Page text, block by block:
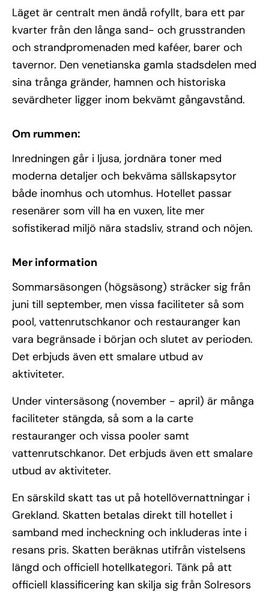
Läget är centralt men ändå rofyllt, bara ett par
kvarter från den långa sand- och grusstranden
och strandpromenaden med kaféer, barer och
tavernor. Den venetianska gamla stadsdelen med
sina trånga gränder, hamnen och historiska
sevärdheter ligger inom bekvämt gångavstånd.
Om rummen:
Inredningen går i ljusa, jordnära toner med
moderna detaljer och bekväma sällskapsytor
både inomhus och utomhus. Hotellet passar
resenärer som vill ha en vuxen, lite mer
sofistikerad miljö nära stadsliv, strand och nöjen.
Mer information
Sommarsäsongen (högsäsong) sträcker sig från
juni till september, men vissa faciliteter så som
pool, vattenrutschkanor och restauranger kan
vara begränsade i början och slutet av perioden.
Det erbjuds även ett smalare utbud av
aktiviteter.
Under vintersäsong (november - april) är många
faciliteter stängda, så som a la carte
restauranger och vissa pooler samt
vattenrutschkanor. Det erbjuds även ett smalare
utbud av aktiviteter.
En särskild skatt tas ut på hotellövernattningar i
Grekland. Skatten betalas direkt till hotellet i
samband med incheckning och inkluderas inte i
resans pris. Skatten beräknas utifrån vistelsens
längd och officiell hotellkategori. Tänk på att
officiell klassificering kan skilja sig från Solresors